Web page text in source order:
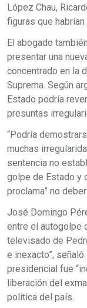
López Chau,
figuras que
El abogado
presentar una
concentrado en la
Suprema. Según
Estado podría
presuntas
“Podría
muchas
sentencia no
golpe de Estado y
proclama” no
José Domingo
entre el autogolpe
televisado de
e inexacto”,
presidencial fue
liberación del
política del país.